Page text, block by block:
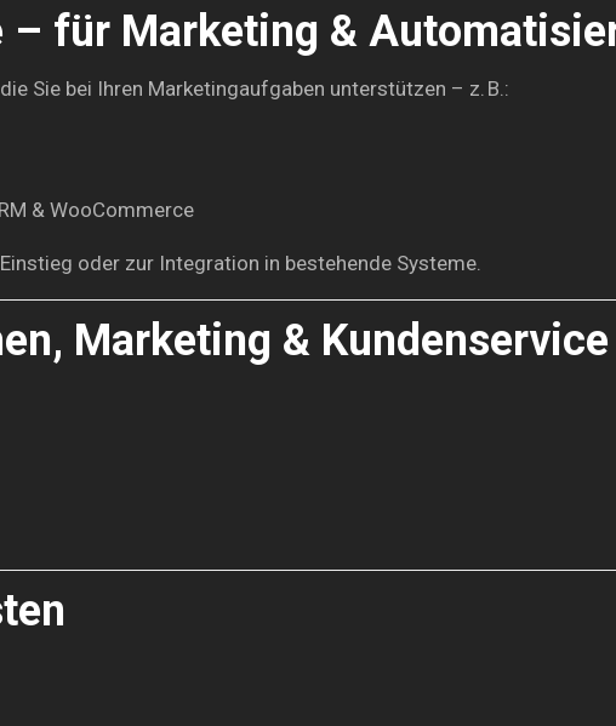
– für Marketing &
Sie bei Ihren Marketingaufgaben unterstützen – z. B.:
& WooCommerce
oder zur Integration in bestehende Systeme.
Marketing & Kundenservice